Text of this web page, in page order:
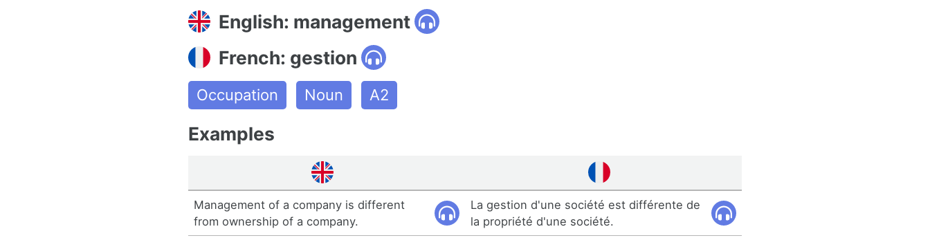
English: management
French: gestion
Occupation Noun A2
Examples
Management of a company is different
from ownership of a company.
La gestion d'une société est différente de
la propriété d'une société.